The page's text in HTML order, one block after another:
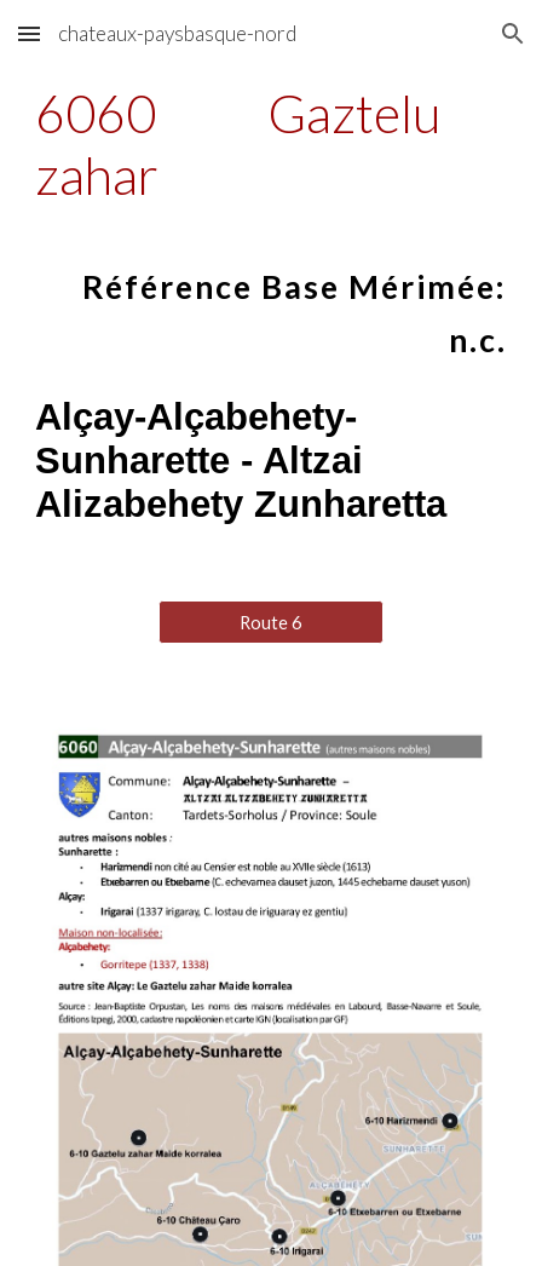
Skip to main content Skip to navigation
chateaux-paysbasque-nord
6060
Gaztelu
zahar
Référence Base Mérimée:
n.c.
Alçay-Alçabehety-
Sunharette - Altzai
Alizabehety Zunharetta
Route 6